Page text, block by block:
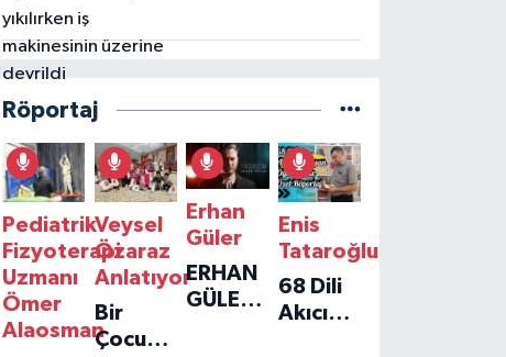
devrildi
Röportaj
Pediatrik
Fizyoterapi
Uzmanı
Ömer
Alaosman
Veysel
Özaraz
Anlatıyor
Bir
Çocuğun
Erhan
Güler
ERHAN
GÜLER'IN
Enis
Tataroğlu
68 Dili
Akıcı